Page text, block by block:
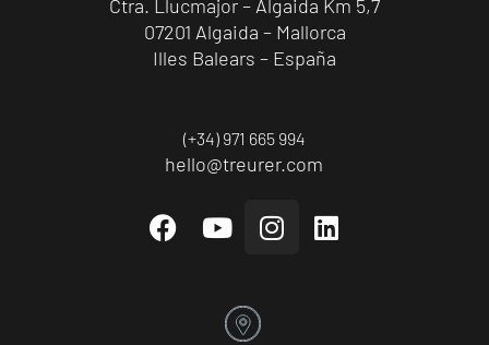
Ctra. Llucmajor – Algaida Km 5,7
07201 Algaida – Mallorca
Illes Balears – España
(+34) 971 665 994
hello@treurer.com